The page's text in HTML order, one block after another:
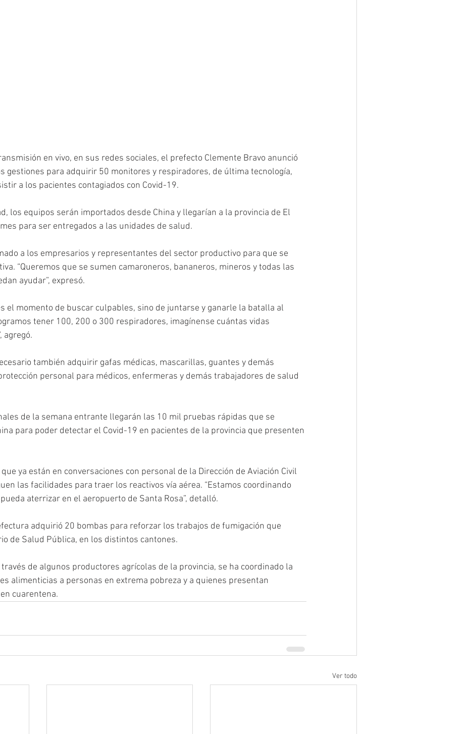
en vivo, en sus redes sociales, el prefecto Clemente Bravo anunció
gestiones para adquirir 50 monitores y respiradores, de última tecnología,
a los pacientes contagiados con Covid-19.
los equipos serán importados desde China y llegarían a la provincia de El
para ser entregados a las unidades de salud.
a los empresarios y representantes del sector productivo para que se
“Queremos que se sumen camaroneros, bananeros, mineros y todas las
ayudar”, expresó.
el momento de buscar culpables, sino de juntarse y ganarle la batalla al
tener 100, 200 o 300 respiradores, imagínense cuántas vidas
agregó.
también adquirir gafas médicas, mascarillas, guantes y demás
personal para médicos, enfermeras y demás trabajadores de salud
de la semana entrante llegarán las 10 mil pruebas rápidas que se
para poder detectar el Covid-19 en pacientes de la provincia que presenten
ya están en conversaciones con personal de la Dirección de Aviación Civil
las facilidades para traer los reactivos vía aérea. “Estamos coordinando
aterrizar en el aeropuerto de Santa Rosa”, detalló.
adquirió 20 bombas para reforzar los trabajos de fumigación que
de Salud Pública, en los distintos cantones.
de algunos productores agrícolas de la provincia, se ha coordinado la
alimenticias a personas en extrema pobreza y a quienes presentan
cuarentena.
Ver todo